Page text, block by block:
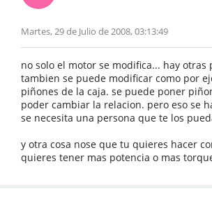
Martes, 29 de Julio de 2008, 03:13:49
no solo el motor se modifica... hay otras
tambien se puede modificar como por
piñones de la caja. se puede poner
poder cambiar la relacion. pero eso se
se necesita una persona que te los
y otra cosa nose que tu quieres hacer
quieres tener mas potencia o mas